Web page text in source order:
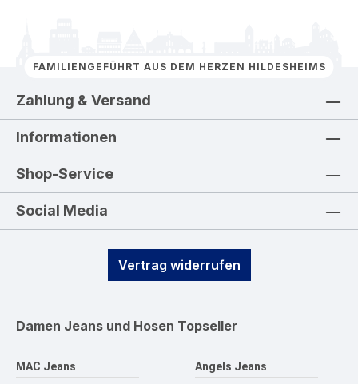
FAMILIENGEFÜHRT AUS DEM HERZEN HILDESHEIMS
Zahlung & Versand
Informationen
Shop-Service
Social Media
Vertrag widerrufen
Damen Jeans und Hosen Topseller
MAC Jeans Angels Jeans